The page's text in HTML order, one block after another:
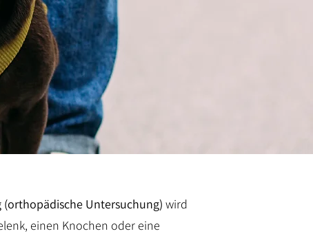
Untersuchung) wird
einen Knochen oder eine